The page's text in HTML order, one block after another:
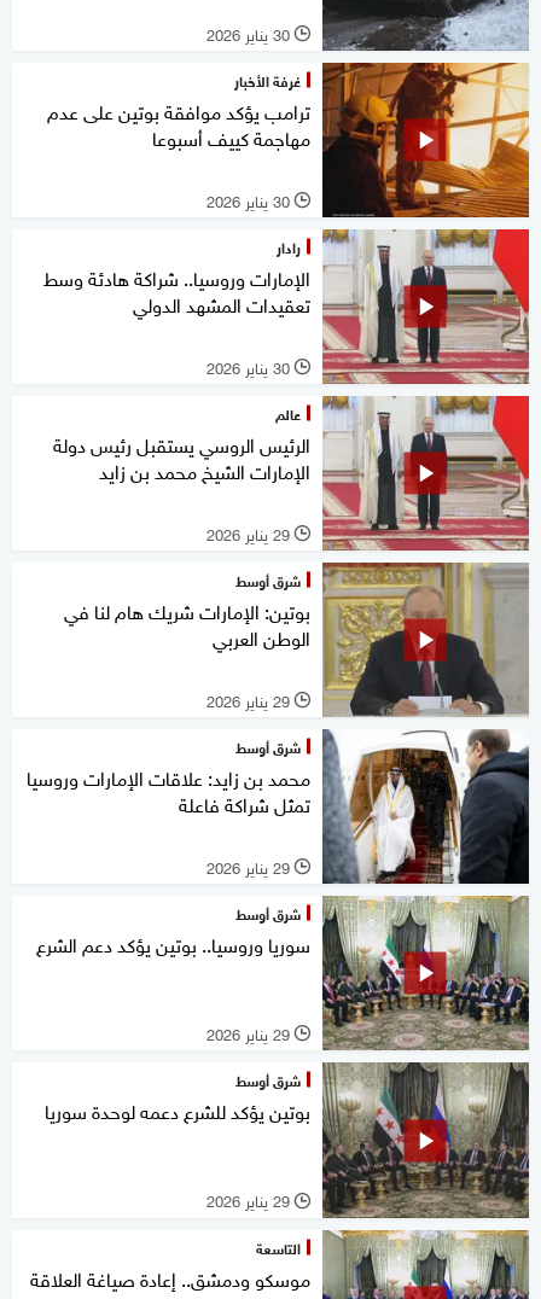
l 30 يناير 2026
غرفة الأخبار
ترامب يؤكد موافقة بوتين على عدم
مهاجمة كييف أسبوعا
l 30 يناير 2026
رادار
الإمارات وروسيا.. شراكة هادئة وسط
تعقيدات المشهد الدولي
l 30 يناير 2026
عالم
الرئيس الروسي يستقبل رئيس دولة
الإمارات الشيخ محمد بن زايد
l 29 يناير 2026
شرق أوسط
بوتين: الإمارات شريك هام لنا في
الوطن العربي
l 29 يناير 2026
شرق أوسط
محمد بن زايد: علاقات الإمارات وروسيا
تمثل شراكة فاعلة
l 29 يناير 2026
شرق أوسط
سوريا وروسيا.. بوتين يؤكد دعم الشرع
l 29 يناير 2026
شرق أوسط
بوتين يؤكد للشرع دعمه لوحدة سوريا
l 29 يناير 2026
التاسعة
موسكو ودمشق.. إعادة صياغة العلاقة